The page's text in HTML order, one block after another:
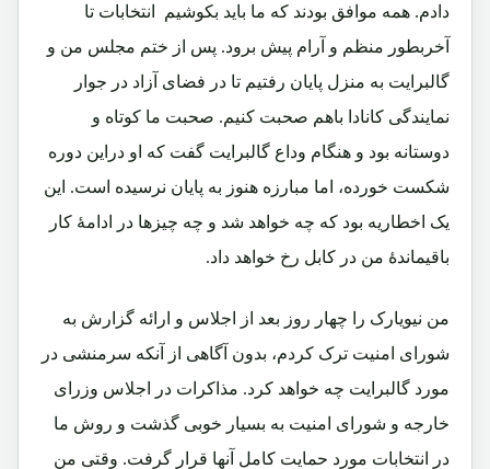
دادم. همه موافق بودند که ما باید بکوشیم انتخابات تا
آخربطور منظم و آرام پیش برود. پس از ختم مجلس من و
گالبرایت به منزل پایان رفتیم تا در فضای آزاد در جوار
نمایندگی کانادا باهم صحبت کنیم. صحبت ما کوتاه و
دوستانه بود و هنگام وداع گالبرایت گفت که او دراین دوره
شکست خورده، اما مبارزه هنوز به پایان نرسیده است. این
یک اخطاریه بود که چه خواهد شد و چه چیزها در ادامۀ کار
باقیماندۀ من در کابل رخ خواهد داد.
من نیویارک را چهار روز بعد از اجلاس و ارائه گزارش به
شورای امنیت ترک کردم، بدون آگاهی از آنکه سرمنشی در
مورد گالبرایت چه خواهد کرد. مذاکرات در اجلاس وزرای
خارجه و شورای امنیت به بسیار خوبی گذشت و روش ما
در انتخابات مورد حمایت کامل آنها قرار گرفت. وقتی من